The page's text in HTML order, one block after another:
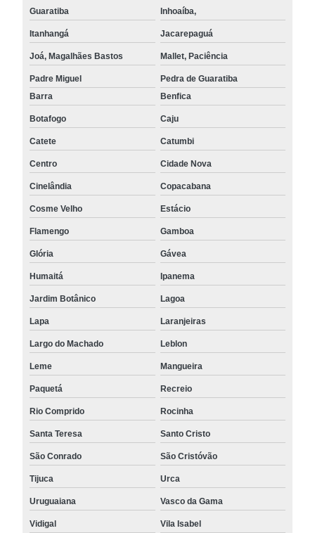
Guaratiba Inhoaíba,
Itanhangá Jacarepaguá
Joá, Magalhães Bastos Mallet, Paciência
Padre Miguel
Pedra de Guaratiba
Barra
Benfica
Botafogo Caju
Catete Catumbi
Centro Cidade Nova
Cinelândia Copacabana
Cosme Velho Estácio
Flamengo Gamboa
Glória Gávea
Humaitá Ipanema
Jardim Botânico Lagoa
Lapa Laranjeiras
Largo do Machado Leblon
Leme Mangueira
Paquetá Recreio
Rio Comprido Rocinha
Santa Teresa Santo Cristo
São Conrado São Cristóvão
Tijuca Urca
Uruguaiana Vasco da Gama
Vidigal
Vila Isabel